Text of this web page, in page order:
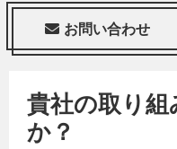
お問い合わせ
貴社の取り
か？